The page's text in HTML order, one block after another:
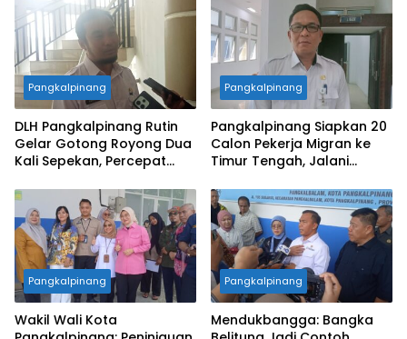
Pangkalpinang
DLH Pangkalpinang Rutin
Gelar Gotong Royong Dua
Kali Sepekan, Percepat
Pangkalpinang
Pangkalpinang Siapkan 20
Calon Pekerja Migran ke
Timur Tengah, Jalani
Pangkalpinang
Wakil Wali Kota
Pangkalpinang
Mendukbangga: Bangka